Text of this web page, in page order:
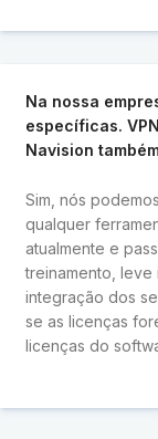
Na nossa
específicas.
Navision
Sim, nós
qualquer
atualmente e
treinamento,
integração dos
se as licenças
licenças do